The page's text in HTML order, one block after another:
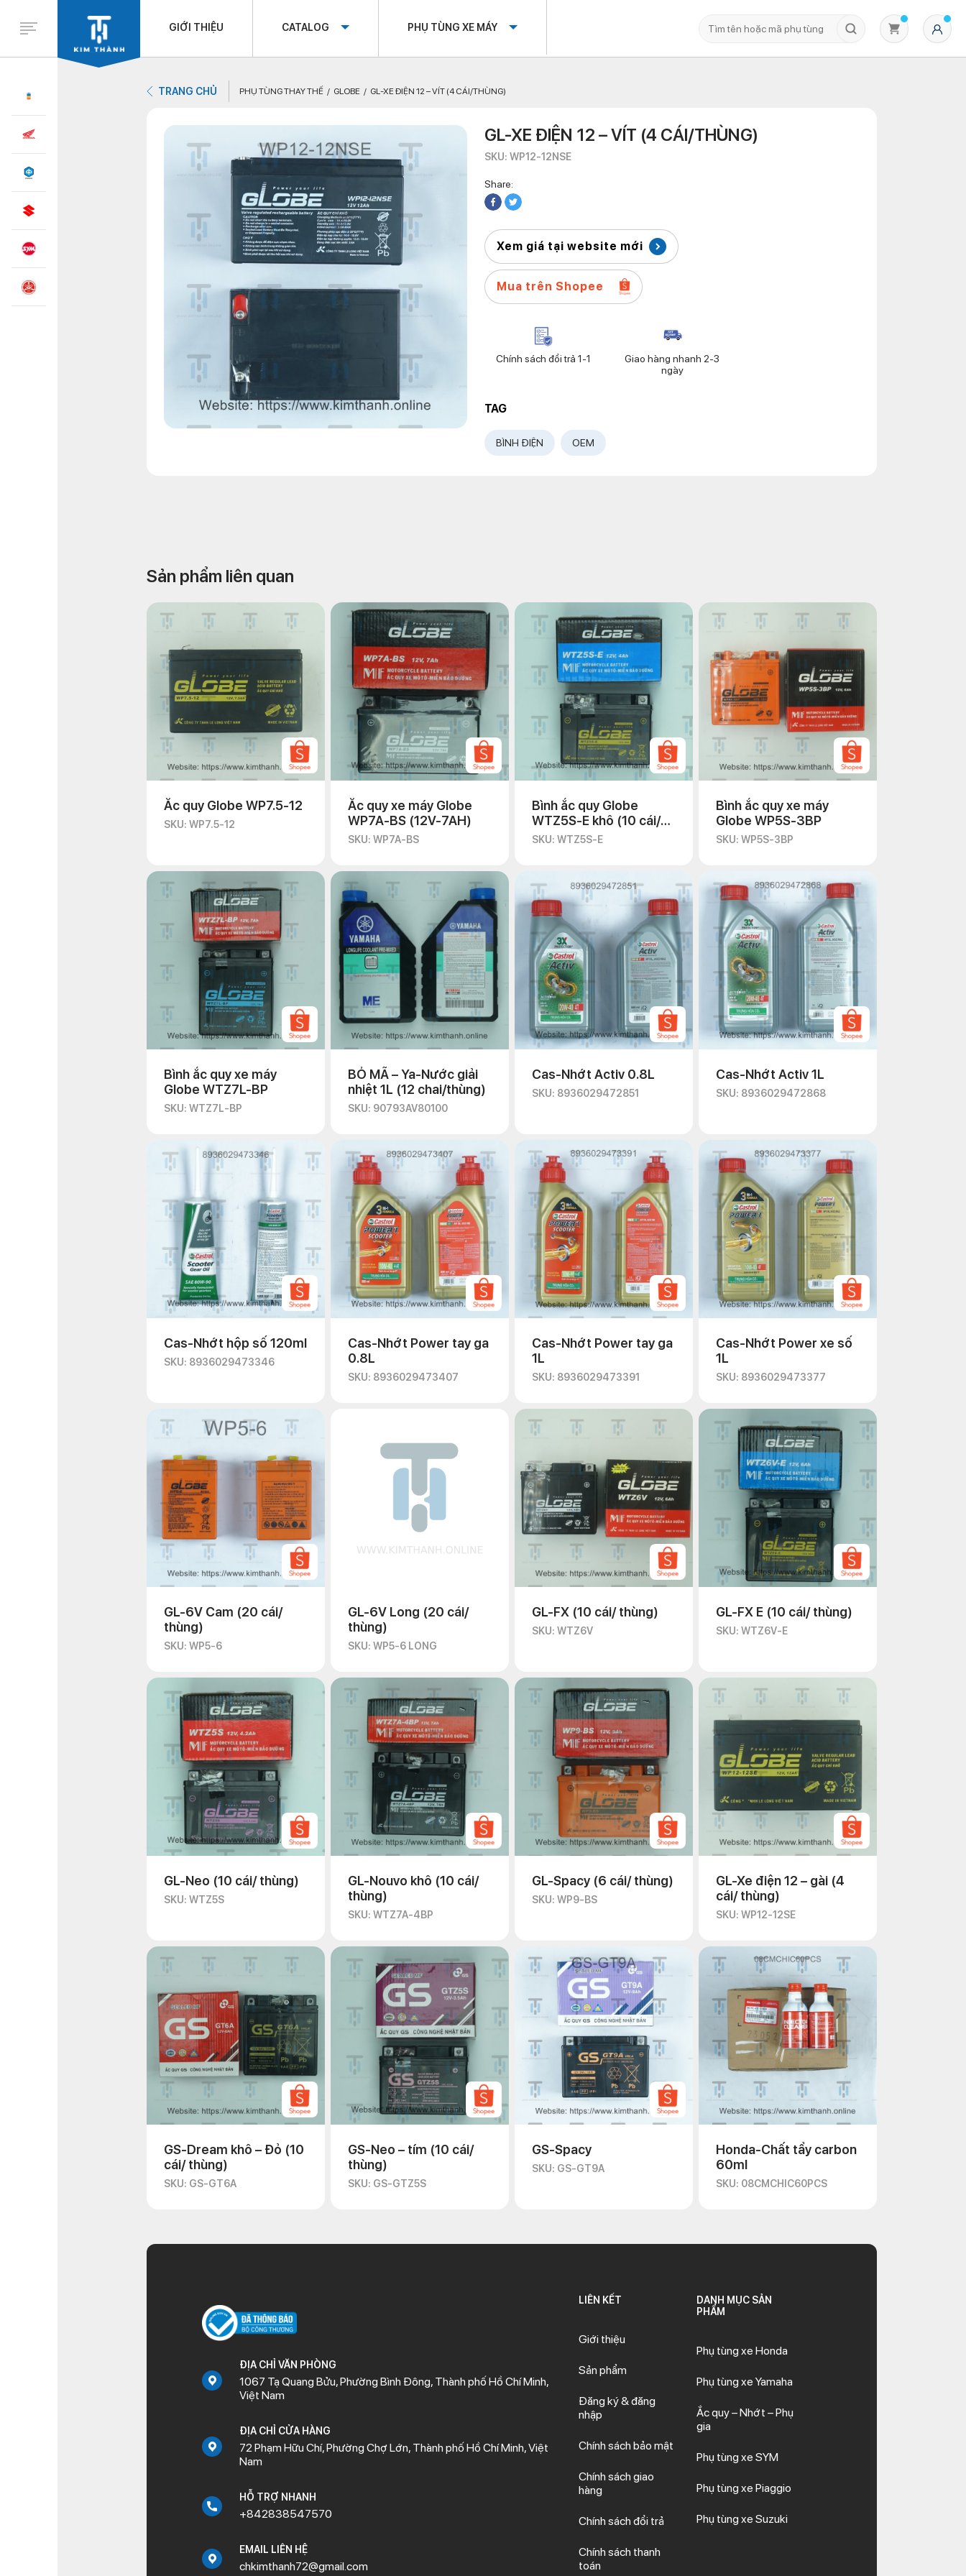
GIỚI THIỆU CATALOG PHỤ TÙNG XE MÁY
TRANG CHỦ PHỤ TÙNG THAY THẾ GLOBE GL-XE ĐIỆN 12 – VÍT (4 CÁI/THÙNG)
GL-XE ĐIỆN 12 – VÍT (4 CÁI/THÙNG)
SKU: WP12-12NSE
Share:
Xem giá tại website mới
Mua trên Shopee
Chính sách đổi trả 1-1
Giao hàng nhanh 2-3
ngày
TAG
BÌNH ĐIỆN OEM
Sản phẩm liên quan
Ắc quy Globe WP7.5-12
SKU: WP7.5-12
Ắc quy xe máy Globe
WP7A-BS (12V-7AH)
SKU: WP7A-BS
Bình ắc quy Globe
WTZ5S-E khô (10 cái/
thùng)
SKU: WTZ5S-E
Bình ắc quy xe máy
Globe WP5S-3BP
SKU: WP5S-3BP
Bình ắc quy xe máy
Globe WTZ7L-BP
SKU: WTZ7L-BP
BỎ MÃ – Ya-Nước giải
nhiệt 1L (12 chai/thùng)
SKU: 90793AV80100
Cas-Nhớt Activ 0.8L
SKU: 8936029472851
Cas-Nhớt Activ 1L
SKU: 8936029472868
Cas-Nhớt hộp số 120ml
SKU: 8936029473346
Cas-Nhớt Power tay ga
0.8L
SKU: 8936029473407
Cas-Nhớt Power tay ga
1L
SKU: 8936029473391
Cas-Nhớt Power xe số
1L
SKU: 8936029473377
GL-6V Cam (20 cái/
thùng)
SKU: WP5-6
GL-6V Long (20 cái/
thùng)
SKU: WP5-6 LONG
GL-FX (10 cái/ thùng)
SKU: WTZ6V
GL-FX E (10 cái/ thùng)
SKU: WTZ6V-E
GL-Neo (10 cái/ thùng)
SKU: WTZ5S
GL-Nouvo khô (10 cái/
thùng)
SKU: WTZ7A-4BP
GL-Spacy (6 cái/ thùng)
SKU: WP9-BS
GL-Xe điện 12 – gài (4
cái/ thùng)
SKU: WP12-12SE
GS-Dream khô – Đỏ (10
cái/ thùng)
SKU: GS-GT6A
GS-Neo – tím (10 cái/
thùng)
SKU: GS-GTZ5S
GS-Spacy
SKU: GS-GT9A
Honda-Chất tẩy carbon
60ml
SKU: 08CMCHIC60PCS
ĐỊA CHỈ VĂN PHÒNG
1067 Tạ Quang Bửu, Phường Bình Đông, Thành phố Hồ Chí Minh,
Việt Nam
ĐỊA CHỈ CỬA HÀNG
72 Phạm Hữu Chí, Phường Chợ Lớn, Thành phố Hồ Chí Minh, Việt
Nam
HỖ TRỢ NHANH
+842838547570
EMAIL LIÊN HỆ
chkimthanh72@gmail.com
LIÊN KẾT
Giới thiệu
Sản phẩm
Đăng ký & đăng
nhập
Chính sách bảo mật
Chính sách giao
hàng
Chính sách đổi trả
Chính sách thanh
toán
DANH MỤC SẢN
PHẨM
Phụ tùng xe Honda
Phụ tùng xe Yamaha
Ắc quy – Nhớt – Phụ
gia
Phụ tùng xe SYM
Phụ tùng xe Piaggio
Phụ tùng xe Suzuki